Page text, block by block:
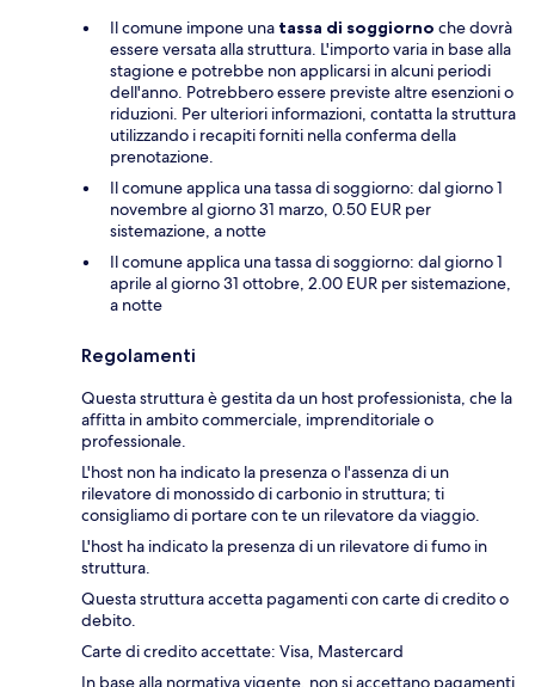
Il comune impone una tassa di soggiorno che dovrà
essere versata alla struttura. L'importo varia in base alla
stagione e potrebbe non applicarsi in alcuni periodi
dell'anno. Potrebbero essere previste altre esenzioni o
riduzioni. Per ulteriori informazioni, contatta la struttura
utilizzando i recapiti forniti nella conferma della
prenotazione.
Il comune applica una tassa di soggiorno: dal giorno 1
novembre al giorno 31 marzo, 0.50 EUR per
sistemazione, a notte
Il comune applica una tassa di soggiorno: dal giorno 1
aprile al giorno 31 ottobre, 2.00 EUR per sistemazione,
a notte
Regolamenti
Questa struttura è gestita da un host professionista, che la
affitta in ambito commerciale, imprenditoriale o
professionale.
L'host non ha indicato la presenza o l'assenza di un
rilevatore di monossido di carbonio in struttura; ti
consigliamo di portare con te un rilevatore da viaggio.
L'host ha indicato la presenza di un rilevatore di fumo in
struttura.
Questa struttura accetta pagamenti con carte di credito o
debito.
Carte di credito accettate: Visa, Mastercard
In base alla normativa vigente, non si accettano pagamenti